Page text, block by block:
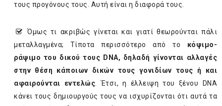
τους προγόνους τους. Αυτή είναι η διαφορά τους.
Όμως τι ακριβώς γίνεται και γιατί θεωρούνται πάλι
μεταλλαγμένα; Τίποτα περισσότερο από το κόψιμο-
ράψιμο του δικού τους DNA, δηλαδή γίνονται αλλαγές
στην θέση κάποιων δικών τους γονιδίων τους ή και
αφαιρούνται εντελώς. Έτσι, η έλλειψη του ξένου DNA
κάνει τους δημιουργούς τους να ισχυρίζονται ότι αυτά τα